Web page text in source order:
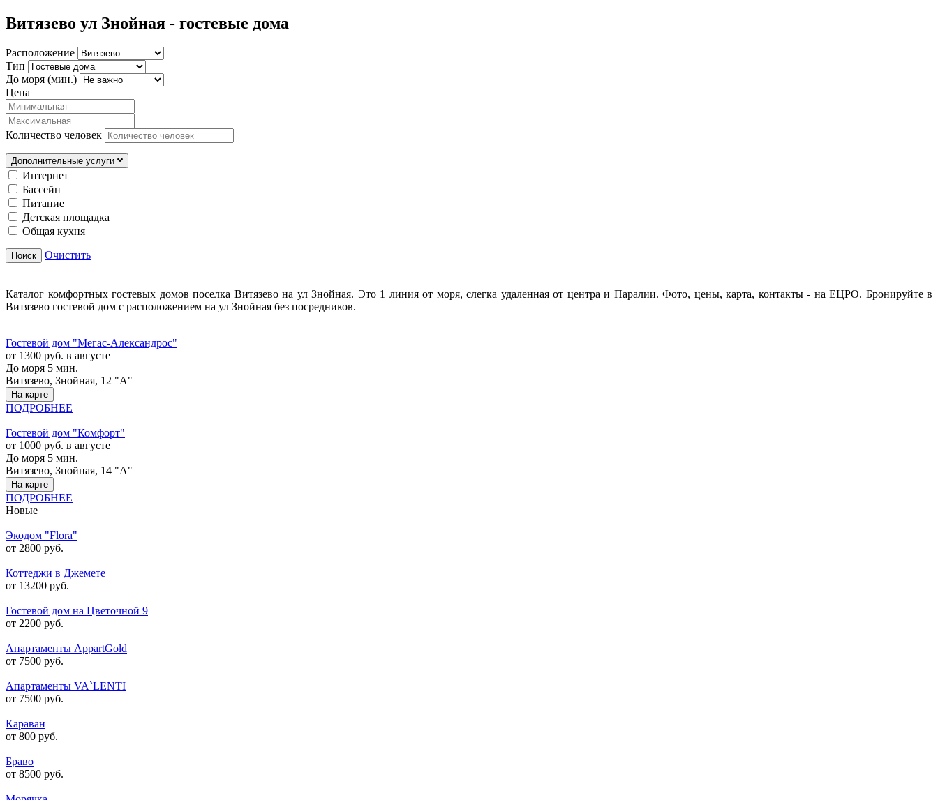
Витязево ул Знойная - гостевые дома
Расположение
Тип
До моря (мин.)
Цена
Количество человек
Дополнительные услуги
Интернет
Бассейн
Питание
Детская площадка
Общая кухня
Поиск Очистить
Каталог комфортных гостевых домов поселка Витязево на ул Знойная. Это 1 линия от моря, слегка удаленная от центра и Паралии. Фото, цены, карта, контакты - на ЕЦРО. Бронируйте в
Витязево гостевой дом с расположением на ул Знойная без посредников.
Гостевой дом "Мегас-Александрос"
от 1300 руб. в августе
До моря 5 мин.
Витязево, Знойная, 12 "А"
На карте
ПОДРОБНЕЕ
Гостевой дом "Комфорт"
от 1000 руб. в августе
До моря 5 мин.
Витязево, Знойная, 14 "А"
На карте
ПОДРОБНЕЕ
Новые
Экодом "Flora"
от 2800 руб.
Коттеджи в Джемете
от 13200 руб.
Гостевой дом на Цветочной 9
от 2200 руб.
Апартаменты AppartGold
от 7500 руб.
Апартаменты VA`LENTI
от 7500 руб.
Караван
от 800 руб.
Браво
от 8500 руб.